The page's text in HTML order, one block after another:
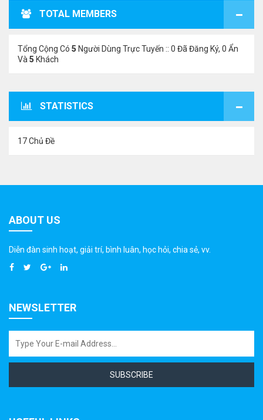
TOTAL MEMBERS
Tổng Cộng Có 5 Người Dùng Trực Tuyến :: 0 Đã Đăng Ký, 0 Ẩn
Và 5 Khách
STATISTICS
17 Chủ Đề
ABOUT US
Diễn đàn sinh hoạt, giải trí, bình luân, học hỏi, chia sẻ, vv.
NEWSLETTER
SUBSCRIBE